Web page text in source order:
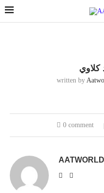
كلاوي
written by
0 comment
AATWORLD